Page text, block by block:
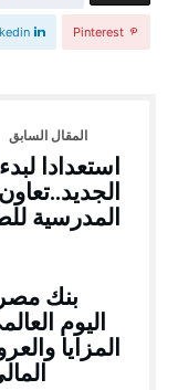
Pinterest
استعدادا
المدرسية
بنك
اليوم
المزايا